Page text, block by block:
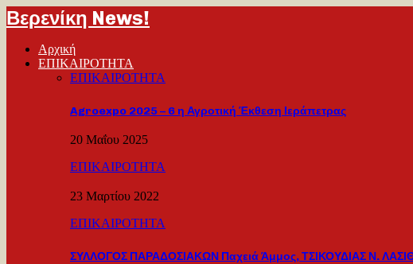
Βερενίκη News!
Αρχική
ΕΠΙΚΑΙΡΟΤΗΤΑ
ΕΠΙΚΑΙΡΟΤΗΤΑ
Agroexpo 2025 – 6 η Αγροτική Έκθεση Ιεράπετρας
20 Μαΐου 2025
ΕΠΙΚΑΙΡΟΤΗΤΑ
23 Μαρτίου 2022
ΕΠΙΚΑΙΡΟΤΗΤΑ
ΣΥΛΛΟΓΟΣ ΠΑΡΑΔΟΣΙΑΚΩΝ Παχειά Άμμος, ΤΣΙΚΟΥΔΙΑΣ Ν.